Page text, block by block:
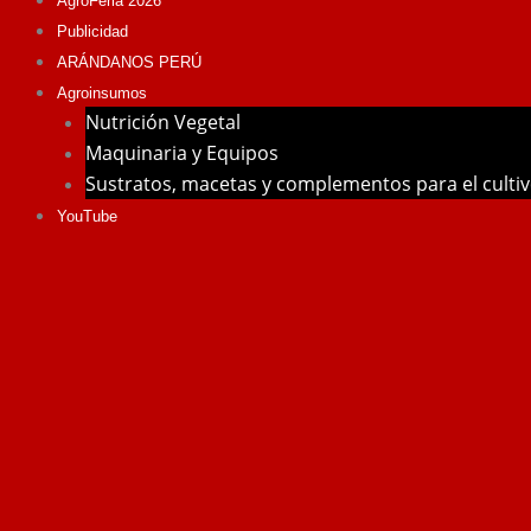
Publicidad
ARÁNDANOS PERÚ
Agroinsumos
Nutrición Vegetal
Maquinaria y Equipos
Sustratos, macetas y complementos para el
YouTube